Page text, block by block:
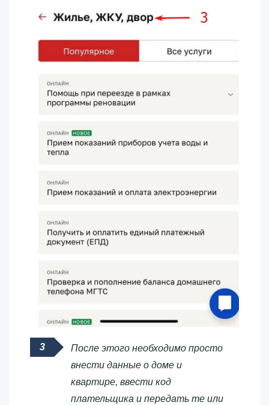
После этого необходимо просто
внести данные о доме и
квартире, ввести код
плательщика и передать те или